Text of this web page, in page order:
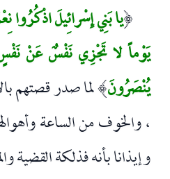
(يا بَنِي إِسْرائِيلَ اذْكُرُوا
يَوْماً لا تَجْزِي نَفْسٌ عَنْ
يُنْصَرُونَ)لما صدر قصتهم
، والخوف من الساعة
وإيذانا بأنه فذلكة القضية